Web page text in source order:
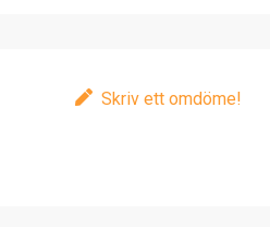
Skriv ett omdöme!